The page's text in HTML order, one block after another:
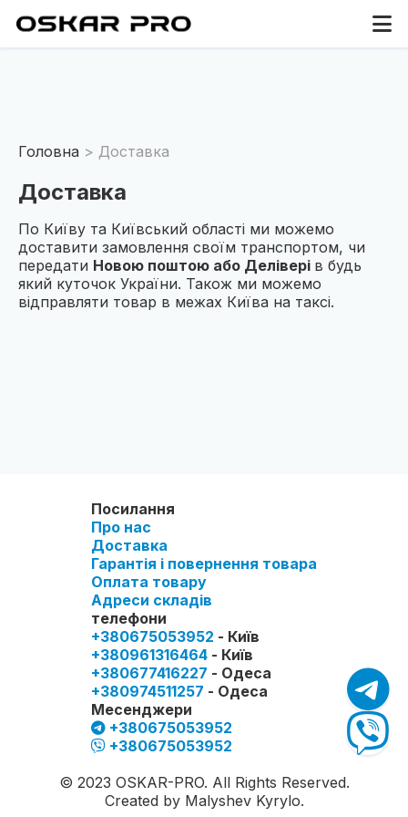
Головна Доставка
Доставка
По Київу та Київський області ми можемо
доставити замовлення своїм транспортом, чи
передати Новою поштою або Делівері в будь
який куточок України. Також ми можемо
відправляти товар в межах Київа на таксі.
Посилання
Про нас
Доставка
Гарантія і повернення товара
Оплата товару
Адреси складів
телефони
+380675053952 - Київ
+380961316464 - Київ
+380677416227 - Одеса
+380974511257 - Одеса
Месенджери
+380675053952
+380675053952
© 2023 OSKAR-PRO. All Rights Reserved.
Created by Malyshev Kyrylo.